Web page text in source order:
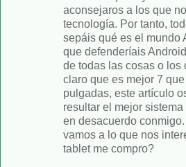
aconsejaros a los que
tecnología. Por tanto,
sepáis qué es el mundo
que defenderíais
de todas las cosas o los
claro que es mejor 7
pulgadas, este artículo
resultar el mejor sistema
en desacuerdo
vamos a lo que nos
tablet me compro?